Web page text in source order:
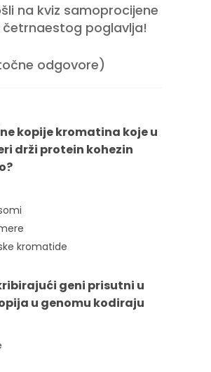
na kviz samoprocijene
četrnaestog poglavlja!
odgovore)
kopije kromatina koje u
drži protein kohezin
kromatide
geni prisutni u
u genomu kodiraju